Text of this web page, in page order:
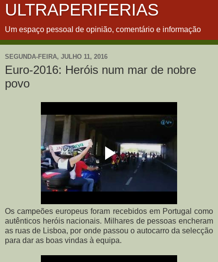
ULTRAPERIFERIAS
Um espaço pessoal de opinião, comentário e informação
SEGUNDA-FEIRA, JULHO 11, 2016
Euro-2016: Heróis num mar de nobre
povo
Os campeões europeus foram recebidos em Portugal como
autênticos heróis nacionais. Milhares de pessoas encheram
as ruas de Lisboa, por onde passou o autocarro da selecção
para dar as boas vindas à equipa.